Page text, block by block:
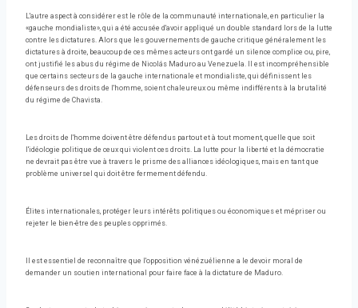
L'autre aspect à considérer est le rôle de la communauté internationale, en particulier la
«gauche mondialiste», qui a été accusée d'avoir appliqué un double standard lors de la lutte
contre les dictatures. Alors que les gouvernements de gauche critique généralement les
dictatures à droite, beaucoup de ces mêmes acteurs ont gardé un silence complice ou, pire,
ont justifié les abus du régime de Nicolás Maduro au Venezuela. Il est incompréhensible
que certains secteurs de la gauche internationale et mondialiste, qui définissent les
défenseurs des droits de l'homme, soient chaleureux ou même indifférents à la brutalité
du régime de Chavista.
Les droits de l'homme doivent être défendus partout et à tout moment, quelle que soit
l'idéologie politique de ceux qui violent ces droits. La lutte pour la liberté et la démocratie
ne devrait pas être vue à travers le prisme des alliances idéologiques, mais en tant que
problème universel qui doit être fermement défendu.
Élites internationales, protéger leurs intérêts politiques ou économiques et mépriser ou
rejeter le bien-être des peuples opprimés.
Il est essentiel de reconnaître que l'opposition vénézuélienne a le devoir moral de
demander un soutien international pour faire face à la dictature de Maduro.